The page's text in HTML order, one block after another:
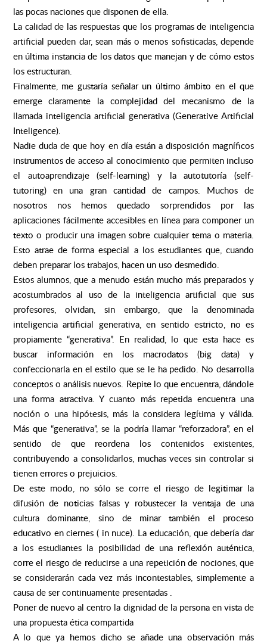
las pocas naciones que disponen de ella.
La calidad de las respuestas que los programas de inteligencia
artificial pueden dar, sean más o menos sofisticadas, depende
en última instancia de los datos que manejan y de cómo estos
los estructuran.
Finalmente, me gustaría señalar un último ámbito en el que
emerge claramente la complejidad del mecanismo de la
llamada inteligencia artificial generativa (Generative Artificial
Inteligence).
Nadie duda de que hoy en día están a disposición magníficos
instrumentos de acceso al conocimiento que permiten incluso
el autoaprendizaje (self-learning) y la autotutoría (self-
tutoring) en una gran cantidad de campos. Muchos de
nosotros nos hemos quedado sorprendidos por las
aplicaciones fácilmente accesibles en línea para componer un
texto o producir una imagen sobre cualquier tema o materia.
Esto atrae de forma especial a los estudiantes que, cuando
deben preparar los trabajos, hacen un uso desmedido.
Estos alumnos, que a menudo están mucho más preparados y
acostumbrados al uso de la inteligencia artificial que sus
profesores, olvidan, sin embargo, que la denominada
inteligencia artificial generativa, en sentido estricto, no es
propiamente “generativa”. En realidad, lo que esta hace es
buscar información en los macrodatos (big data) y
confeccionarla en el estilo que se le ha pedido. No desarrolla
conceptos o análisis nuevos. Repite lo que encuentra, dándole
una forma atractiva. Y cuanto más repetida encuentra una
noción o una hipótesis, más la considera legítima y válida.
Más que “generativa”, se la podría llamar “reforzadora”, en el
sentido de que reordena los contenidos existentes,
contribuyendo a consolidarlos, muchas veces sin controlar si
tienen errores o prejuicios.
De este modo, no sólo se corre el riesgo de legitimar la
difusión de noticias falsas y robustecer la ventaja de una
cultura dominante, sino de minar también el proceso
educativo en ciernes ( in nuce). La educación, que debería dar
a los estudiantes la posibilidad de una reflexión auténtica,
corre el riesgo de reducirse a una repetición de nociones, que
se considerarán cada vez más incontestables, simplemente a
causa de ser continuamente presentadas .
Poner de nuevo al centro la dignidad de la persona en vista de
una propuesta ética compartida
A lo que ya hemos dicho se añade una observación más